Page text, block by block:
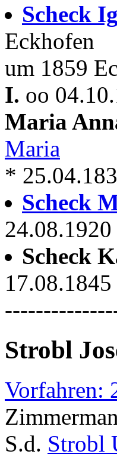
Scheck
Eckhofen
um 1859
I. oo
Maria
Maria
*
Scheck
Scheck
Strobl
Vorfahren:
S.d. Strobl